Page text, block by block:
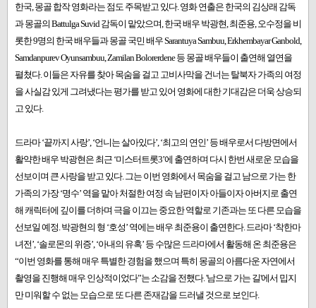
한국, 몽골 합작 영화라는 점도 주목받고 있다. 영화 연출은 한국의 김상래 감독
과 몽골의 Battulga Suvid 감독이 맡았으며, 한국 배우 박광현, 최준용, 오수정을 비
롯한 9명의 한국 배우들과 몽골 국민 배우 Sarantuya Sambuu, Erkhembayar Ganbold,
Samdanpurev Oyunsambuu, Zamilan Bolorerdene 등 몽골 배우들이 출연해 열연을
펼쳤다. 이들은 자유를 찾아 목숨을 걸고 고비사막을 건너는 탈북자 가족의 여정
을 사실감 있게 그려냈다는 평가를 받고 있어 영화에 대한 기대감은 더욱 상승되
고 있다.
드라마 ‘끝까지 사랑’, ‘언니는 살아있다’, ‘최고의 연인’ 등 배우로서 다방면에서
활약한 배우 박광현은 최근 ‘미스터트롯3’에 출연하며 다시 한번 새로운 모습을
선보이며 큰 사랑을 받고 있다. 그는 이번 영화에서 목숨을 걸고 남으로 가는 한
가족의 가장 ‘명수’ 역을 맡아 처절한 여정 속 남편이자 아들이자 아버지로 출연
해 캐릭터에 깊이를 더하며 극을 이끄는 중요한 역할로 기존과는 또 다른 모습을
선보일 예정. 박광현의 형 ‘호성’ 역에는 배우 최준용이 출연한다. 드라마 ‘착한마
녀전’, ‘솔로몬의 위증’, ‘아내의 유혹’ 등 수많은 드라마에서 활동해 온 최준용은
“이번 영화를 통해 매우 특별한 경험을 했으며 특히 몽골의 아름다운 자연에서
촬영을 진행해 매우 인상적이었다”는 소감을 전했다. '남으로 가는 길'에서 밉지
만 미워할 수 없는 모습으로 또 다른 존재감을 드러낼 것으로 보인다.